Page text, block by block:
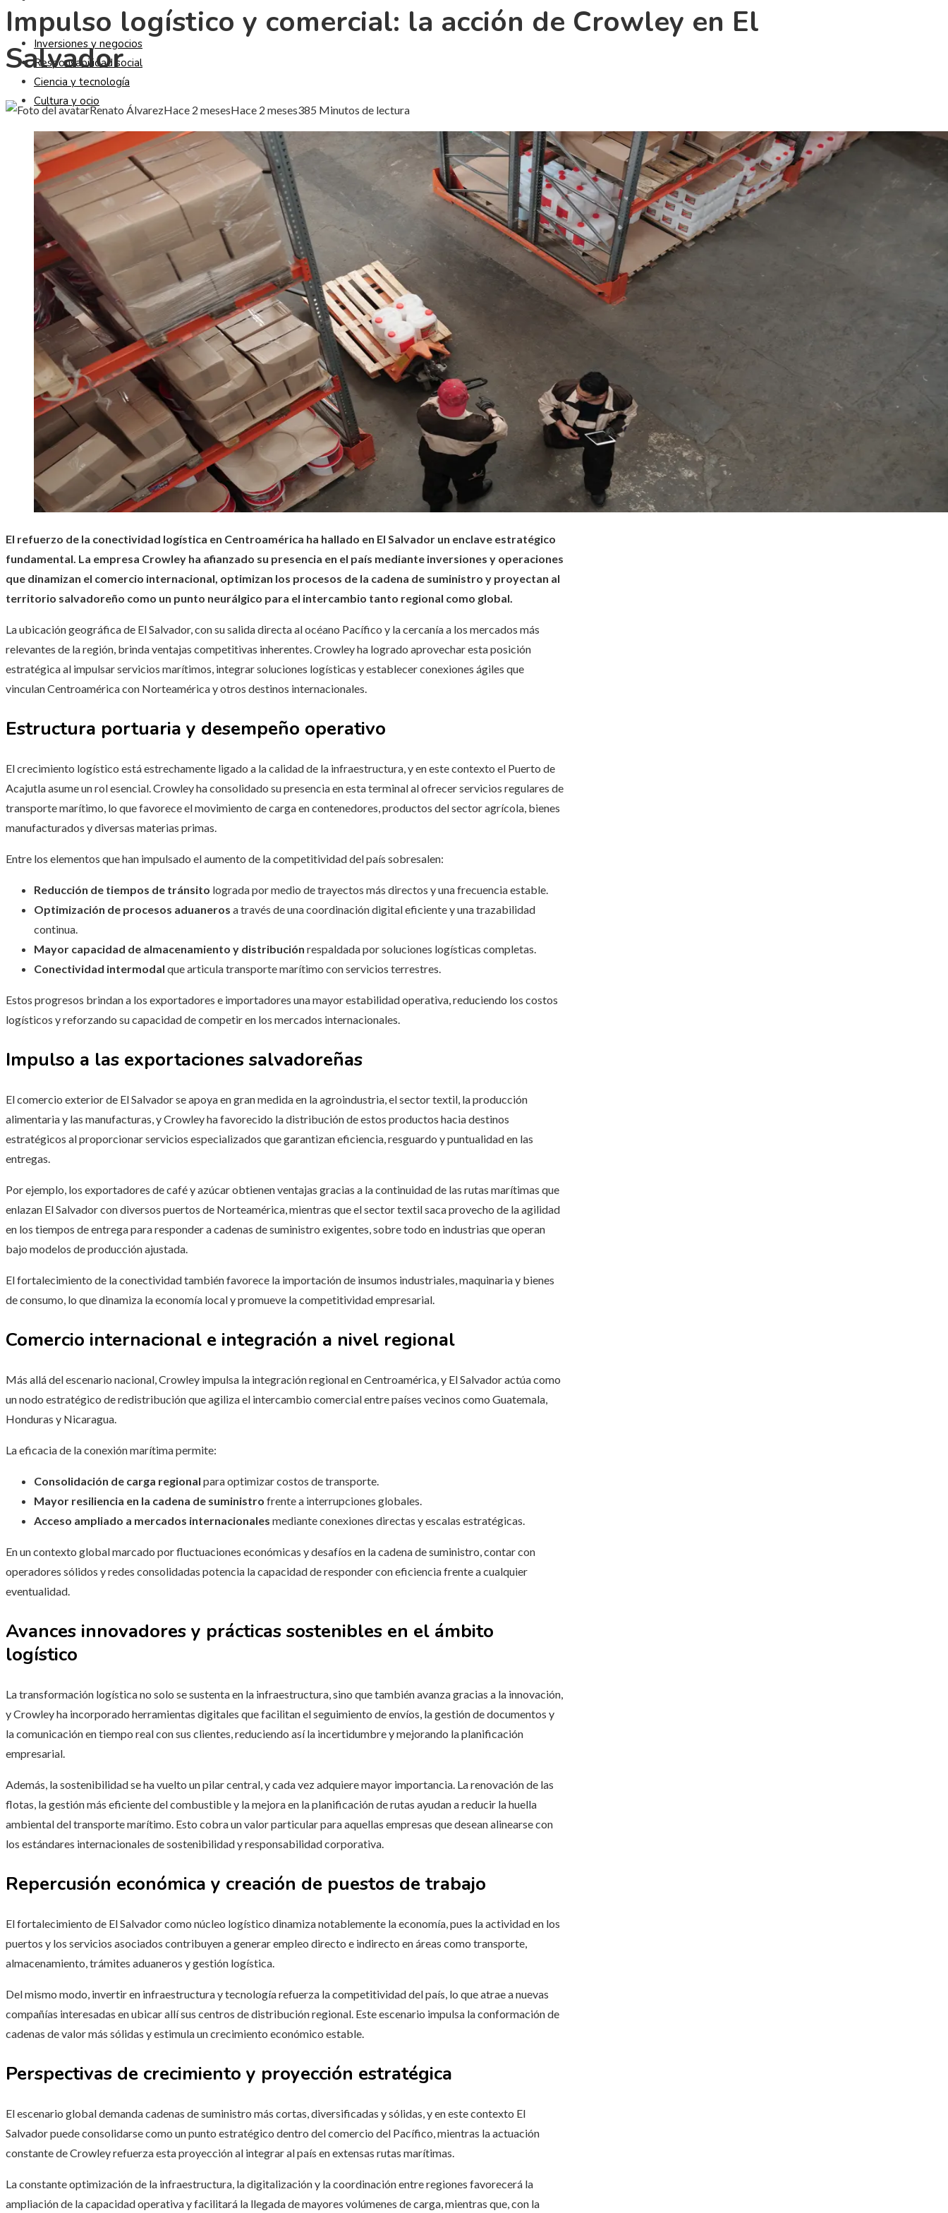
Inversiones y negocios
Responsabilidad social
Ciencia y tecnología
Cultura y ocio
Impulso logístico y comercial: la acción de Crowley en El
Salvador
Renato ÁlvarezHace 2 mesesHace 2 meses385 Minutos de lectura
El refuerzo de la conectividad logística en Centroamérica ha hallado en El Salvador un enclave estratégico
fundamental. La empresa Crowley ha afianzado su presencia en el país mediante inversiones y operaciones
que dinamizan el comercio internacional, optimizan los procesos de la cadena de suministro y proyectan al
territorio salvadoreño como un punto neurálgico para el intercambio tanto regional como global.
La ubicación geográfica de El Salvador, con su salida directa al océano Pacífico y la cercanía a los mercados más
relevantes de la región, brinda ventajas competitivas inherentes. Crowley ha logrado aprovechar esta posición
estratégica al impulsar servicios marítimos, integrar soluciones logísticas y establecer conexiones ágiles que
vinculan Centroamérica con Norteamérica y otros destinos internacionales.
Estructura portuaria y desempeño operativo
El crecimiento logístico está estrechamente ligado a la calidad de la infraestructura, y en este contexto el Puerto de
Acajutla asume un rol esencial. Crowley ha consolidado su presencia en esta terminal al ofrecer servicios regulares de
transporte marítimo, lo que favorece el movimiento de carga en contenedores, productos del sector agrícola, bienes
manufacturados y diversas materias primas.
Entre los elementos que han impulsado el aumento de la competitividad del país sobresalen:
Reducción de tiempos de tránsito lograda por medio de trayectos más directos y una frecuencia estable.
Optimización de procesos aduaneros a través de una coordinación digital eficiente y una trazabilidad
continua.
Mayor capacidad de almacenamiento y distribución respaldada por soluciones logísticas completas.
Conectividad intermodal que articula transporte marítimo con servicios terrestres.
Estos progresos brindan a los exportadores e importadores una mayor estabilidad operativa, reduciendo los costos
logísticos y reforzando su capacidad de competir en los mercados internacionales.
Impulso a las exportaciones salvadoreñas
El comercio exterior de El Salvador se apoya en gran medida en la agroindustria, el sector textil, la producción
alimentaria y las manufacturas, y Crowley ha favorecido la distribución de estos productos hacia destinos
estratégicos al proporcionar servicios especializados que garantizan eficiencia, resguardo y puntualidad en las
entregas.
Por ejemplo, los exportadores de café y azúcar obtienen ventajas gracias a la continuidad de las rutas marítimas que
enlazan El Salvador con diversos puertos de Norteamérica, mientras que el sector textil saca provecho de la agilidad
en los tiempos de entrega para responder a cadenas de suministro exigentes, sobre todo en industrias que operan
bajo modelos de producción ajustada.
El fortalecimiento de la conectividad también favorece la importación de insumos industriales, maquinaria y bienes
de consumo, lo que dinamiza la economía local y promueve la competitividad empresarial.
Comercio internacional e integración a nivel regional
Más allá del escenario nacional, Crowley impulsa la integración regional en Centroamérica, y El Salvador actúa como
un nodo estratégico de redistribución que agiliza el intercambio comercial entre países vecinos como Guatemala,
Honduras y Nicaragua.
La eficacia de la conexión marítima permite:
Consolidación de carga regional para optimizar costos de transporte.
Mayor resiliencia en la cadena de suministro frente a interrupciones globales.
Acceso ampliado a mercados internacionales mediante conexiones directas y escalas estratégicas.
En un contexto global marcado por fluctuaciones económicas y desafíos en la cadena de suministro, contar con
operadores sólidos y redes consolidadas potencia la capacidad de responder con eficiencia frente a cualquier
eventualidad.
Avances innovadores y prácticas sostenibles en el ámbito
logístico
La transformación logística no solo se sustenta en la infraestructura, sino que también avanza gracias a la innovación,
y Crowley ha incorporado herramientas digitales que facilitan el seguimiento de envíos, la gestión de documentos y
la comunicación en tiempo real con sus clientes, reduciendo así la incertidumbre y mejorando la planificación
empresarial.
Además, la sostenibilidad se ha vuelto un pilar central, y cada vez adquiere mayor importancia. La renovación de las
flotas, la gestión más eficiente del combustible y la mejora en la planificación de rutas ayudan a reducir la huella
ambiental del transporte marítimo. Esto cobra un valor particular para aquellas empresas que desean alinearse con
los estándares internacionales de sostenibilidad y responsabilidad corporativa.
Repercusión económica y creación de puestos de trabajo
El fortalecimiento de El Salvador como núcleo logístico dinamiza notablemente la economía, pues la actividad en los
puertos y los servicios asociados contribuyen a generar empleo directo e indirecto en áreas como transporte,
almacenamiento, trámites aduaneros y gestión logística.
Del mismo modo, invertir en infraestructura y tecnología refuerza la competitividad del país, lo que atrae a nuevas
compañías interesadas en ubicar allí sus centros de distribución regional. Este escenario impulsa la conformación de
cadenas de valor más sólidas y estimula un crecimiento económico estable.
Perspectivas de crecimiento y proyección estratégica
El escenario global demanda cadenas de suministro más cortas, diversificadas y sólidas, y en este contexto El
Salvador puede consolidarse como un punto estratégico dentro del comercio del Pacífico, mientras la actuación
constante de Crowley refuerza esta proyección al integrar al país en extensas rutas marítimas.
La constante optimización de la infraestructura, la digitalización y la coordinación entre regiones favorecerá la
ampliación de la capacidad operativa y facilitará la llegada de mayores volúmenes de carga, mientras que, con la